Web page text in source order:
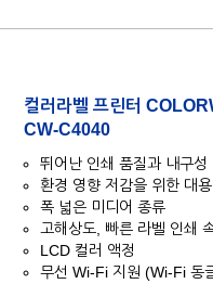
컬러라벨 프린터
CW-C4040
뛰어난 인쇄 품질과 내구성
환경 영향 저감을 위한 대
폭 넓은 미디어 종류
고해상도, 빠른 라벨 인쇄
LCD 컬러 액정
무선 Wi-Fi 지원 (Wi-Fi 동